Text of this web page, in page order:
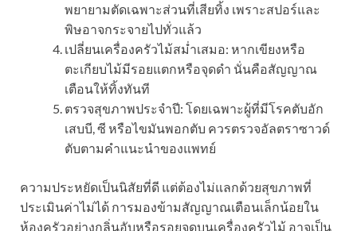
พยายามตัดเฉพาะส่วนที่เสียทิ้ง เพราะสปอร์และ
พิษอาจกระจายไปทั่วแล้ว
เปลี่ยนเครื่องครัวไม้สม่ำเสมอ: หากเขียงหรือ
ตะเกียบไม้มีรอยแตกหรือจุดดำ นั่นคือสัญญาณ
เตือนให้ทิ้งทันที
ตรวจสุขภาพประจำปี: โดยเฉพาะผู้ที่มีโรคตับอัก
เสบบี, ซี หรือไขมันพอกตับ ควรตรวจอัลตราซาวด์
ตับตามคำแนะนำของแพทย์
ความประหยัดเป็นนิสัยที่ดี แต่ต้องไม่แลกด้วยสุขภาพที่
ประเมินค่าไม่ได้ การมองข้ามสัญญาณเตือนเล็กน้อยใน
ห้องครัวอย่างกลิ่นอับหรือรอยจุดบนเครื่องครัวไม้ อาจเป็น